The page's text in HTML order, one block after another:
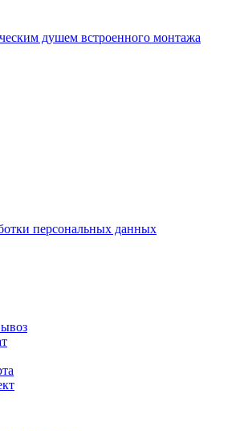
душем встроенного монтажа
персональных данных